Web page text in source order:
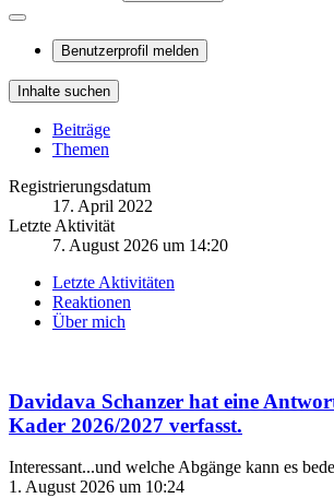
Benutzerprofil melden
Inhalte suchen
Beiträge
Themen
Registrierungsdatum
17. April 2022
Letzte Aktivität
7. August 2026 um 14:20
Letzte Aktivitäten
Reaktionen
Über mich
Davidava Schanzer hat eine
Kader 2026/2027 verfasst.
Interessant...und welche Abgänge kann es
1. August 2026 um 10:24